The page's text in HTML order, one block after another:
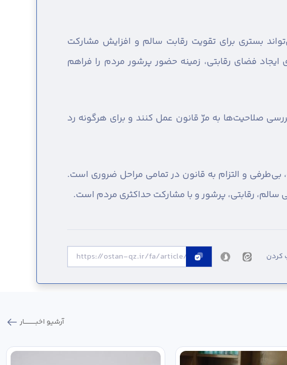
بستری برای تقویت رقابت سالم و افزایش مشارکت
فضای رقابتی، زمینه حضور پرشور مردم را فراهم
صلاحیت‌ها به مرّ قانون عمل کنند و برای هرگونه رد
بی‌طرفی و التزام به قانون در تمامی مراحل ضروری است.
سالم، رقابتی، پرشور و با مشارکت حداکثری مردم است.
کردن
آرشیو اخبـــــــــــار